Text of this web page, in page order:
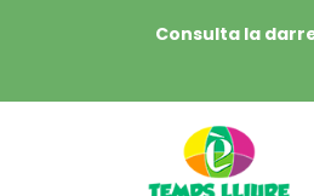
Consulta la